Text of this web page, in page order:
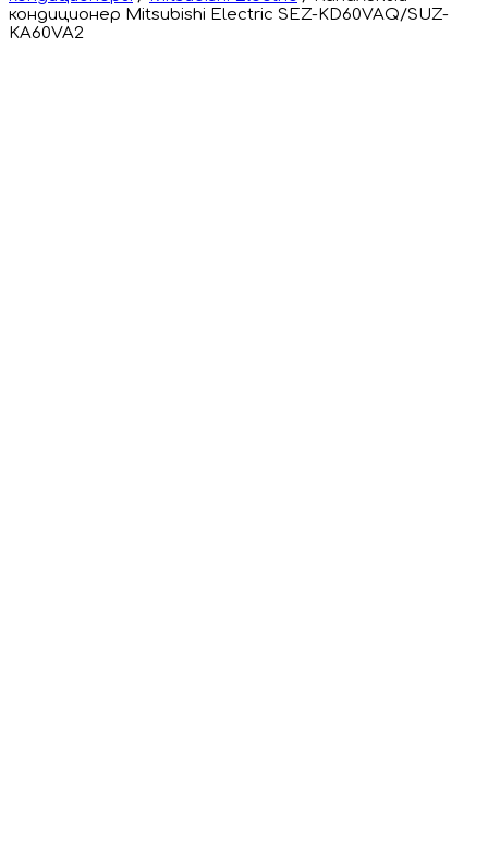
кондиционер Mitsubishi Electric SEZ-KD60VAQ/SUZ-
KA60VA2